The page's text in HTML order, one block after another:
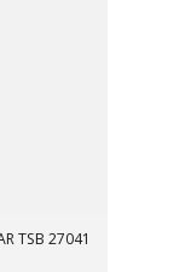
TSB 27041